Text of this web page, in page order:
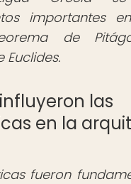
importantes
de
Euclides.
las
en la
fueron